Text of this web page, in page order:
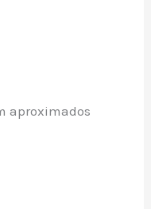
aproximados